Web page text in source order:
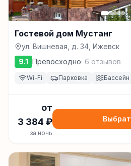
Гостевой дом Мустанг
ул. Вишневая, д. 34, Ижевск
9.1 Превосходно· 6 отзывов
Wi-Fi Парковка Бассейн
от
3 384 ₽
за ночь